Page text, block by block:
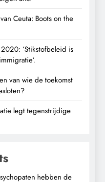
Ceuta: Boots on the
‘Stikstofbeleid is
van wie de toekomst
legt tegenstrijdige
hebben de